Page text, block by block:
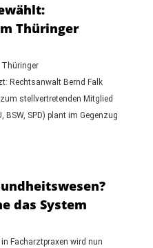
Thüringer
Thüringer
Rechtsanwalt Bernd Falk
stellvertretenden Mitglied
BSW, SPD) plant im Gegenzug
das System
Facharztpraxen wird nun